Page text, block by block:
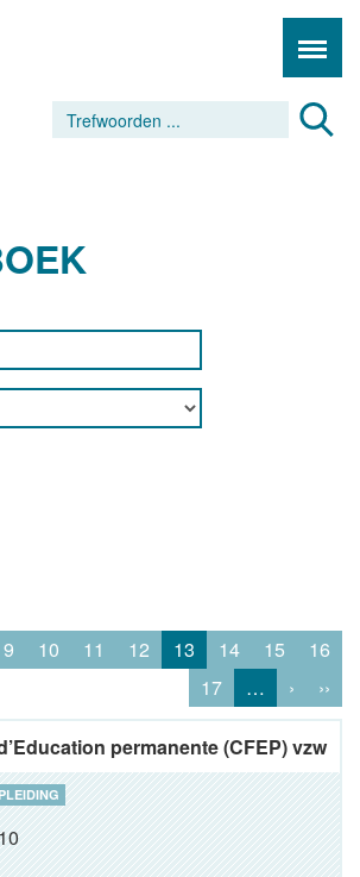
9 10 11 12 13 14 15
16
17
… › ››
permanente (CFEP) vzw